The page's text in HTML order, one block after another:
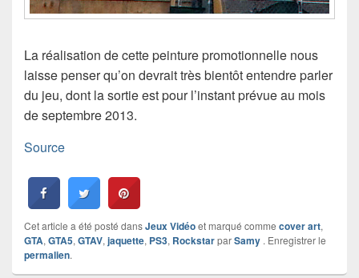
La réalisation de cette peinture promotionnelle nous
laisse penser qu’on devrait très bientôt entendre parler
du jeu, dont la sortie est pour l’instant prévue au mois
de septembre 2013.
Source
Cet article a été posté dansJeux Vidéoet marqué comme cover art,
GTA, GTA5, GTAV, jaquette, PS3, RockstarparSamy . Enregistrer le
permalien.